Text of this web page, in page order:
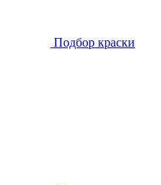
Подбор краски